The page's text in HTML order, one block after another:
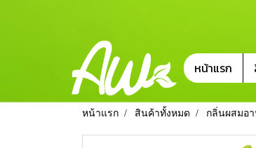
หน้าแรก
หน้าแรก สินค้าทั้งหมด กลิ่นผสมอ